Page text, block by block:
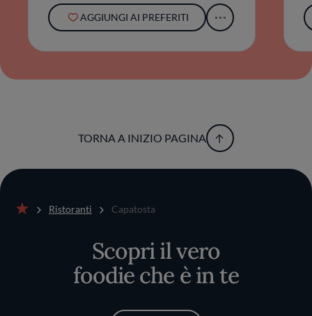
storia familiare, schietta, senza filtri.
AGGIUNGI AI PREFERITI
TORNA A INIZIO PAGINA
Ristoranti Capatosta
Scopri il vero
foodie che è in te